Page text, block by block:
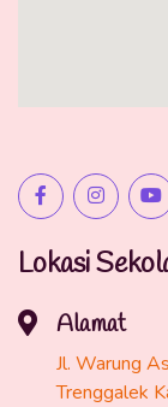
Lokasi
Alamat
Jl. Warung
Trenggalek